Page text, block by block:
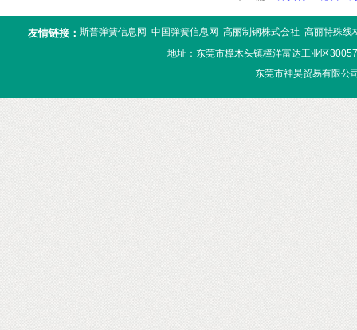
友情链接： 斯普弹簧信息网 中国弹簧信息网 高丽制钢株式会社 高丽特殊线
地址：东莞市樟木头镇樟洋富达工业区
东莞市神昊贸易有限公